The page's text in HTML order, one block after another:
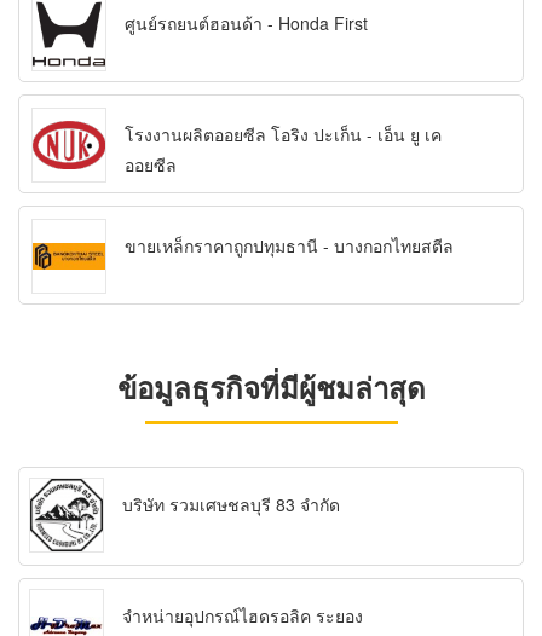
ศูนย์รถยนต์ฮอนด้า - Honda First
โรงงานผลิตออยซีล โอริง ปะเก็น - เอ็น ยู เค
ออยซีล
ขายเหล็กราคาถูกปทุมธานี - บางกอกไทยสตีล
ข้อมูลธุรกิจที่มีผู้ชมล่าสุด
บริษัท รวมเศษชลบุรี 83 จำกัด
จำหน่ายอุปกรณ์ไฮดรอลิค ระยอง